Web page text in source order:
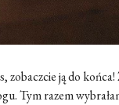
ją do
Tym razem